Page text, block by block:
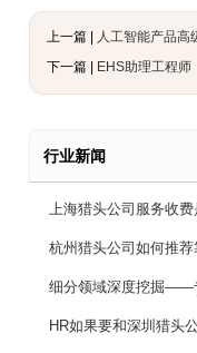
上一篇 |
人工智能产品高
下一篇 |
EHS助理工程师
行业新闻
上海猎头公司服务收
杭州猎头公司如何推
细分领域深度挖掘——
HR如果要和深圳猎头